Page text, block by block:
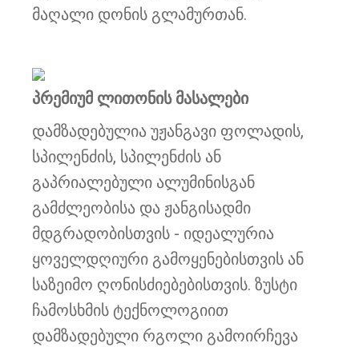
მაღალი დონის გლამურთან.
პრემიუმ ლითონის მასალები
დამზადებულია უჟანგავი ფოლადის,
სპილენძის, სპილენძის ან
გაპრიალებული ალუმინისგან
გამძლეობისა და ჟანგისადმი
მდგრადობისთვის - იდეალურია
ყოველდღიური გამოყენებისთვის ან
საზეიმო ღონისძიებებისთვის. ზუსტი
ჩამოსხმის ტექნოლოგიით
დამზადებული რგოლი გამოირჩევა